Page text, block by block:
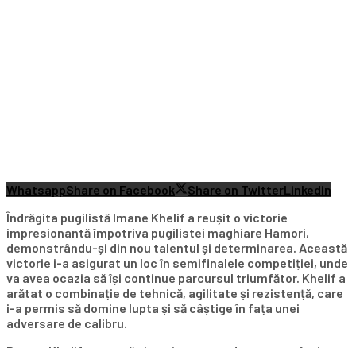
WhatsappShare on Facebook Share on TwitterLinkedin
Îndrăgita pugilistă Imane Khelif a reușit o victorie
impresionantă împotriva pugilistei maghiare Hamori,
demonstrându-și din nou talentul și determinarea. Această
victorie i-a asigurat un loc în semifinalele competiției, unde
va avea ocazia să își continue parcursul triumfător. Khelif a
arătat o combinație de tehnică, agilitate și rezistență, care
i-a permis să domine lupta și să câștige în fața unei
adversare de calibru.